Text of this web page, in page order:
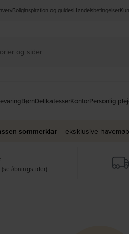
Boliginspiration og guidesHandelsbetingelser
BørnDelikatesserKontorPersonlig
sommerklar– eksklusive
(se åbningstider)